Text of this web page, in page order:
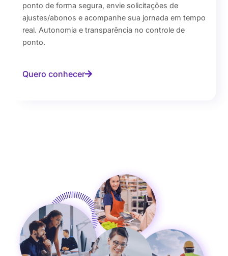
ponto de forma segura, envie solicitações de
ajustes/abonos e acompanhe sua jornada em tempo
real. Autonomia e transparência no controle de
ponto.
Quero conhecer